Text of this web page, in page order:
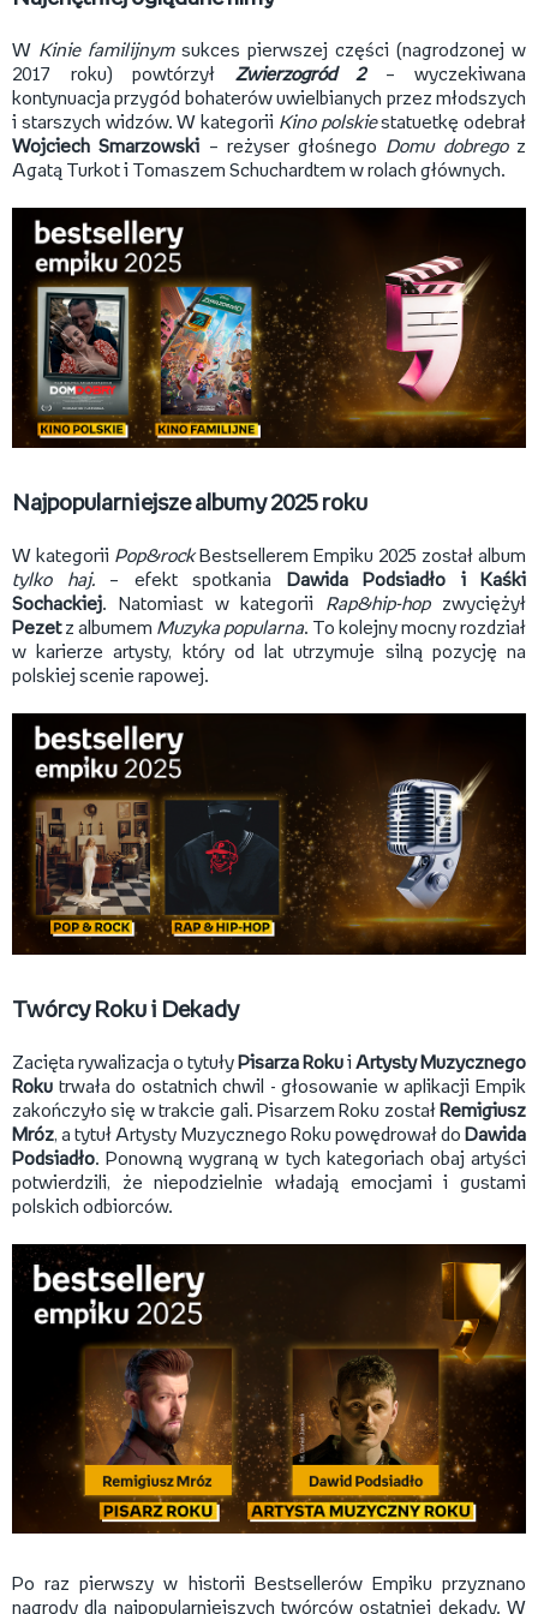
W Kinie familijnymsukces pierwszej części (nagrodzonej w
2017 roku) powtórzył Zwierzogród 2– wyczekiwana
kontynuacja przygód bohaterów uwielbianych przez młodszych
i starszych widzów. W kategorii Kino polskiestatuetkę odebrał
Wojciech Smarzowski – reżyser głośnego Domu dobrego z
Agatą Turkot i Tomaszem Schuchardtem w rolach głównych.
Najpopularniejsze albumy 2025 roku
W kategorii Pop&rockBestsellerem Empiku 2025 został album
tylko haj. – efekt spotkania
Dawida Podsiadło i Kaśki
Sochackiej. Natomiast w kategorii Rap&hip-hopzwyciężył
Pezet z albumem Muzyka popularna. To kolejny mocny rozdział
w karierze artysty, który od lat utrzymuje silną pozycję na
polskiej scenie rapowej.
Twórcy Roku i Dekady
Zacięta rywalizacja o tytuły Pisarza Roku i Artysty Muzycznego
Roku trwała do ostatnich chwil - głosowanie w aplikacji Empik
zakończyło się w trakcie gali. Pisarzem Roku został Remigiusz
Mróz, a tytuł Artysty Muzycznego Roku powędrował do Dawida
Podsiadło. Ponowną wygraną w tych kategoriach obaj artyści
potwierdzili, że niepodzielnie władają emocjami i gustami
polskich odbiorców.
Po raz pierwszy w historii Bestsellerów Empiku przyznano
nagrody dla najpopularniejszych twórców ostatniej dekady. W